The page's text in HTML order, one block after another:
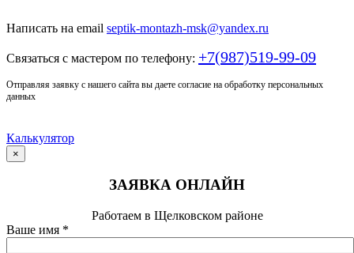
Написать на email septik-montazh-msk@yandex.ru
Связаться с мастером по телефону: +7(987)519-99-09
Отправляя заявку с нашего сайта вы даете согласие на обработку персональных
данных
Калькулятор
×
ЗАЯВКА ОНЛАЙН
Работаем в Щелковском районе
Ваше имя *